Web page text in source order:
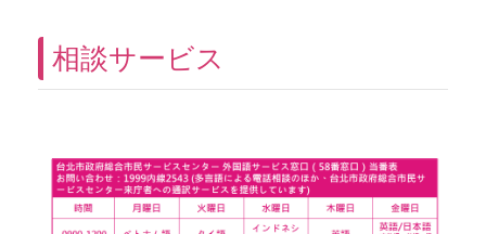
相談サービス